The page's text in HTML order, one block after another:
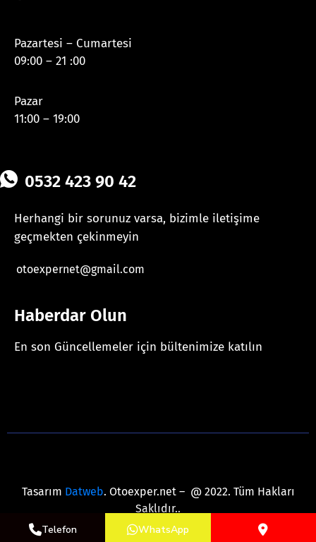
Pazartesi – Cumartesi
09:00 – 21 :00
Pazar
11:00 – 19:00
0532 423 90 42
Herhangi bir sorunuz varsa, bizimle iletişime
geçmekten çekinmeyin
otoexpernet@gmail.com
Haberdar Olun
En son Güncellemeler için bültenimize katılın
Tasarım Datweb. Otoexper.net – @ 2022. Tüm Hakları
Saklıdır..
Telefon
WhatsApp